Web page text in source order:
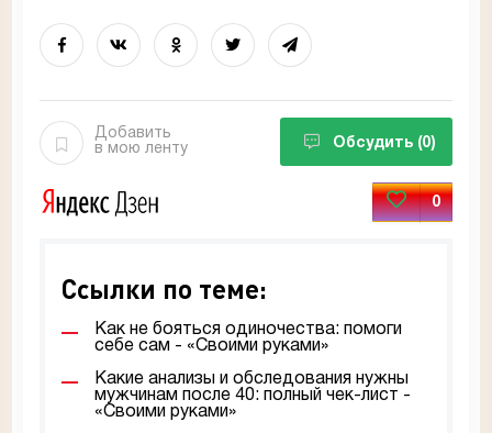
Добавить
в мою ленту
Обсудить (0)
0
Ссылки по теме:
Как не бояться одиночества: помоги
себе сам - «Своими руками»
Какие анализы и обследования нужны
мужчинам после 40: полный чек-лист -
«Своими руками»